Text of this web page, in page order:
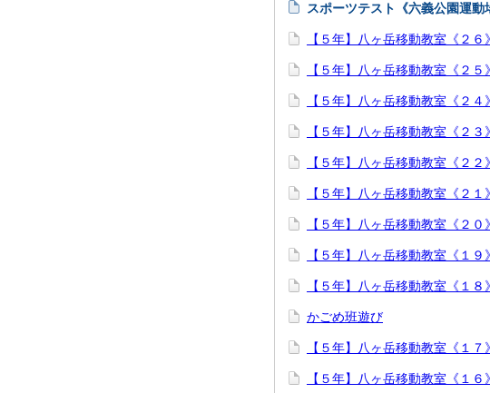
スポーツテスト《六義公園運動
【５年】八ヶ岳移動教室《２６》
【５年】八ヶ岳移動教室《２５》
【５年】八ヶ岳移動教室《２４》
【５年】八ヶ岳移動教室《２３》
【５年】八ヶ岳移動教室《２２》
【５年】八ヶ岳移動教室《２１》
【５年】八ヶ岳移動教室《２０》
【５年】八ヶ岳移動教室《１９》
【５年】八ヶ岳移動教室《１８》
かごめ班遊び
【５年】八ヶ岳移動教室《１７》
【５年】八ヶ岳移動教室《１６》